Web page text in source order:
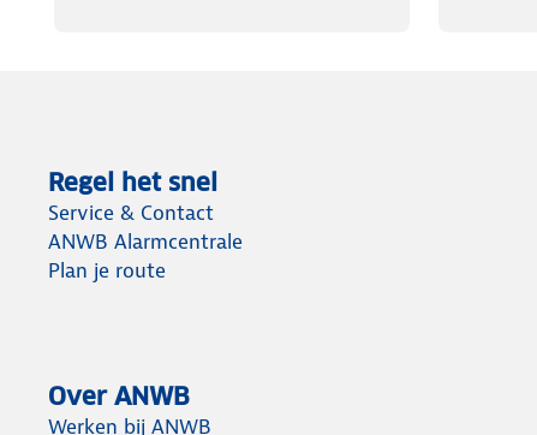
Regel het snel
Service & Contact
ANWB Alarmcentrale
Plan je route
Over ANWB
Werken bij ANWB